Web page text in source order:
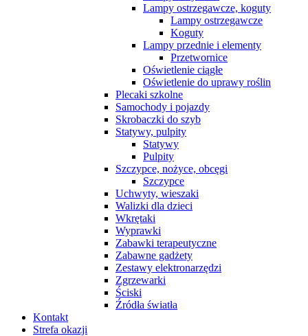
Lampy ostrzegawcze, koguty
Lampy ostrzegawcze
Koguty
Lampy przednie i elementy
Przetwornice
Oświetlenie ciągłe
Oświetlenie do uprawy roślin
Plecaki szkolne
Samochody i pojazdy
Skrobaczki do szyb
Statywy, pulpity
Statywy
Pulpity
Szczypce, nożyce, obcęgi
Szczypce
Uchwyty, wieszaki
Walizki dla dzieci
Wkrętaki
Wyprawki
Zabawki terapeutyczne
Zabawne gadżety
Zestawy elektronarzędzi
Zgrzewarki
Ściski
Źródła światła
Kontakt
Strefa okazji